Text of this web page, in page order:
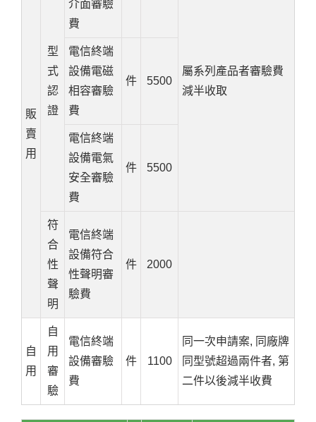
販
賣
用
型
式
認
證
介面審驗
費
屬系列產品者審驗費
減半收取
電信終端
設備電磁
相容審驗
費
件 5500
電信終端
設備電氣
安全審驗
費
件 5500
符
合
性
聲
明
電信終端
設備符合
性聲明審
驗費
件 2000
自
用
自
用
審
驗
電信終端
設備審驗
費
件 1100
同一次申請案, 同廠牌
同型號超過兩件者, 第
二件以後減半收費